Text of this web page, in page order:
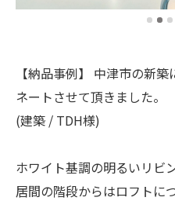
【納品事例】 中津市の新
ネートさせて頂きました。
(建築 / TDH様)
ホワイト基調の明るいリビ
居間の階段からはロフトに